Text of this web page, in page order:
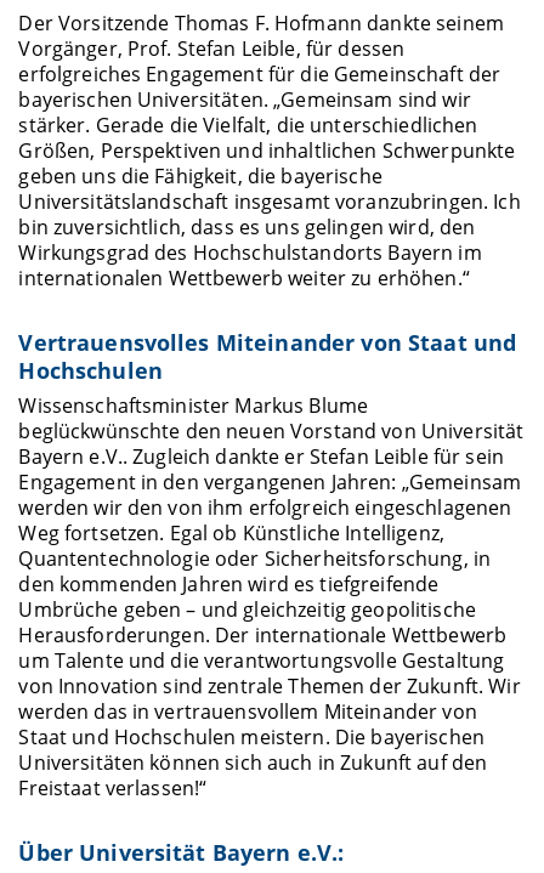
Der Vorsitzende Thomas F. Hofmann dankte seinem
Vorgänger, Prof. Stefan Leible, für dessen
erfolgreiches Engagement für die Gemeinschaft der
bayerischen Universitäten. „Gemeinsam sind wir
stärker. Gerade die Vielfalt, die unterschiedlichen
Größen, Perspektiven und inhaltlichen Schwerpunkte
geben uns die Fähigkeit, die bayerische
Universitätslandschaft insgesamt voranzubringen. Ich
bin zuversichtlich, dass es uns gelingen wird, den
Wirkungsgrad des Hochschulstandorts Bayern im
internationalen Wettbewerb weiter zu erhöhen.“
Vertrauensvolles Miteinander von Staat und
Hochschulen
Wissenschaftsminister Markus Blume
beglückwünschte den neuen Vorstand von Universität
Bayern e.V.. Zugleich dankte er Stefan Leible für sein
Engagement in den vergangenen Jahren: „Gemeinsam
werden wir den von ihm erfolgreich eingeschlagenen
Weg fortsetzen. Egal ob Künstliche Intelligenz,
Quantentechnologie oder Sicherheitsforschung, in
den kommenden Jahren wird es tiefgreifende
Umbrüche geben – und gleichzeitig geopolitische
Herausforderungen. Der internationale Wettbewerb
um Talente und die verantwortungsvolle Gestaltung
von Innovation sind zentrale Themen der Zukunft. Wir
werden das in vertrauensvollem Miteinander von
Staat und Hochschulen meistern. Die bayerischen
Universitäten können sich auch in Zukunft auf den
Freistaat verlassen!“
Über Universität Bayern e.V.: